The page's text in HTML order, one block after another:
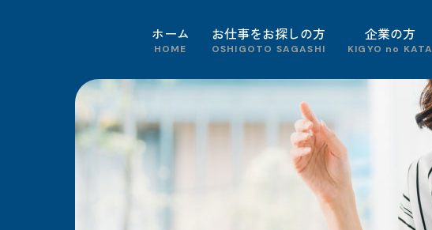
ホーム
HOME
お仕事をお探しの方
OSHIGOTO SAGASHI
企業の方
KIGYO no KATA